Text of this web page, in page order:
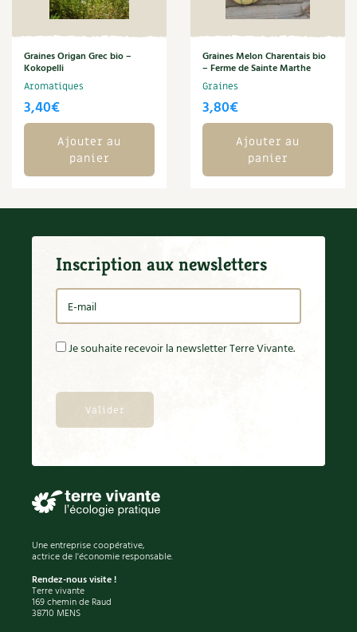
Graines Origan Grec bio –
Kokopelli
Aromatiques
3,40€
Ajouter au
panier
Graines Melon Charentais bio
– Ferme de Sainte Marthe
Graines
3,80€
Ajouter au
panier
Inscription aux newsletters
Je souhaite recevoir la newsletter Terre Vivante.
Une entreprise coopérative,
actrice de l'économie responsable.
Rendez-nous visite !
Terre vivante
169 chemin de Raud
38710 MENS